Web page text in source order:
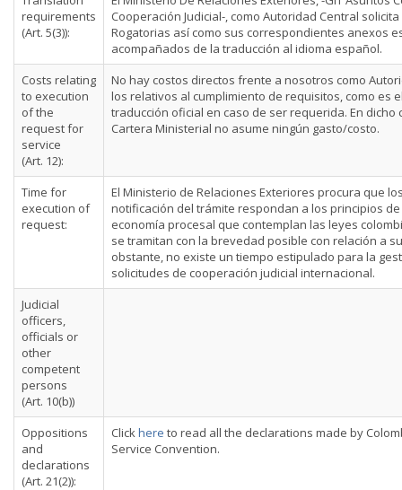
requirements
(Art. 5(3)):
Cooperación Judicial-, como Autoridad Central
Rogatorias así como sus correspondientes anexos
acompañados de la traducción al idioma español.
Costs relating
to execution
of the
request for
service
(Art. 12):
No hay costos directos frente a nosotros como
los relativos al cumplimiento de requisitos, como es
traducción oficial en caso de ser requerida. En dicho
Cartera Ministerial no asume ningún gasto/costo.
Time for
execution of
request:
El Ministerio de Relaciones Exteriores procura que
notificación del trámite respondan a los principios
economía procesal que contemplan las leyes
se tramitan con la brevedad posible con relación a
obstante, no existe un tiempo estipulado para la
solicitudes de cooperación judicial internacional.
Judicial
officers,
officials or
other
competent
persons
(Art. 10(b))
Oppositions
and
declarations
(Art. 21(2)):
Clickhere to read all the declarations made by
Service Convention.